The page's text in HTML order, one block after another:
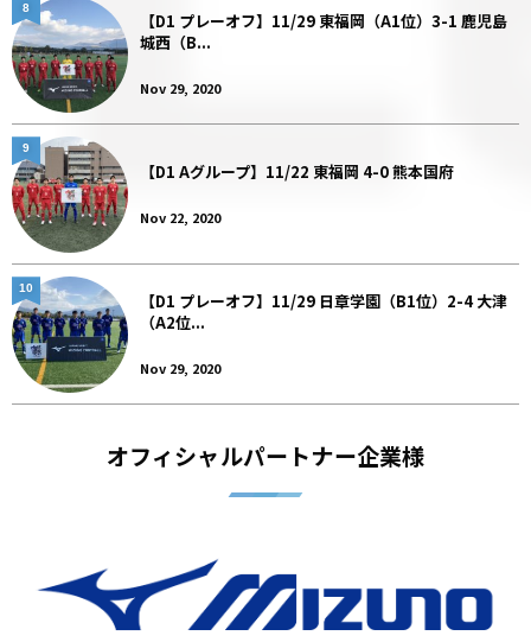
【D1 プレーオフ】11/29 東福岡（A1位）3-1 鹿児島
城西（B...
Nov 29, 2020
8
【D1 Aグループ】11/22 東福岡 4-0 熊本国府
Nov 22, 2020
9
【D1 プレーオフ】11/29 日章学園（B1位）2-4 大津
（A2位...
Nov 29, 2020
10
オフィシャルパートナー企業様